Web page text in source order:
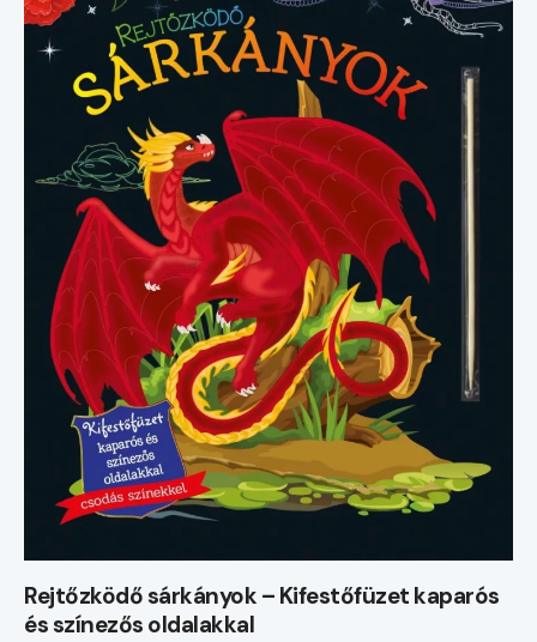
Rejtőzködő sárkányok – Kifestőfüzet kaparós
és színezős oldalakkal